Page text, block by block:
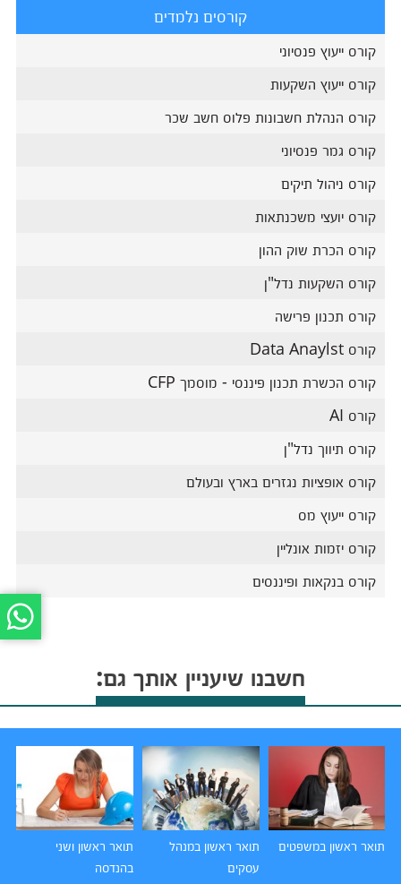
קורסים נלמדים
קורס ייעוץ פנסיוני
קורס ייעוץ השקעות
קורס הנהלת חשבונות פלוס חשב שכר
קורס גמר פנסיוני
קורס ניהול תיקים
קורס יועצי משכנתאות
קורס הכרת שוק ההון
קורס השקעות נדל"ן
קורס תכנון פרישה
קורס Data Anaylst
קורס הכשרת תכנון פיננסי - מוסמך CFP
קורס AI
קורס תיווך נדל"ן
קורס אופציות נגזרים בארץ ובעולם
קורס ייעוץ מס
קורס יזמות אונליין
קורס בנקאות ופיננסים
חשבנו שיעניין אותך גם:
תואר ראשון במשפטים
תואר ראשון במנהל
עסקים
תואר ראשון ושני
בהנדסה